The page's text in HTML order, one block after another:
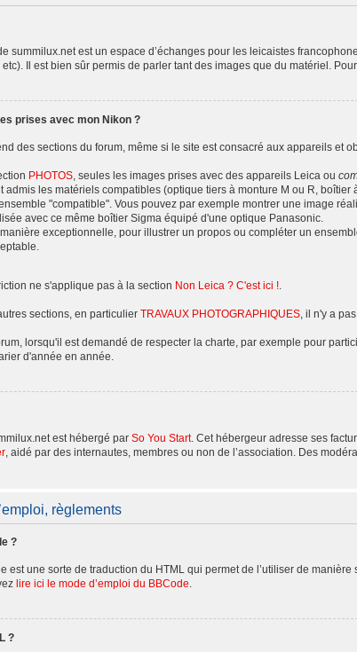
summilux.net est un espace d’échanges pour les leicaistes
etc). Il est bien sûr permis de parler tant des images que du matériel.
prises avec mon Nikon ?
des sections du forum, même si le site est consacré aux appareils et
PHOTOS, seules les images prises avec des appareils Leica ou
admis les matériels compatibles (optique tiers à monture M ou R,
"compatible". Vous pouvez par exemple montrer une image
avec ce même boîtier Sigma équipé d'une optique Panasonic.
exceptionnelle, pour illustrer un propos ou compléter un
ne s'applique pas à la section Non Leica ? C'est ici !.
sections, en particulier TRAVAUX PHOTOGRAPHIQUES, il n'y a
lorsqu'il est demandé de respecter la charte, par exemple pour
d'année en année.
est hébergé par So You Start. Cet hébergeur adresse ses
, aidé par des internautes, membres ou non de l’association. Des
règlements
?
est une sorte de traduction du HTML qui permet de l’utiliser de
lire ici le mode d’emploi du BBCode
?